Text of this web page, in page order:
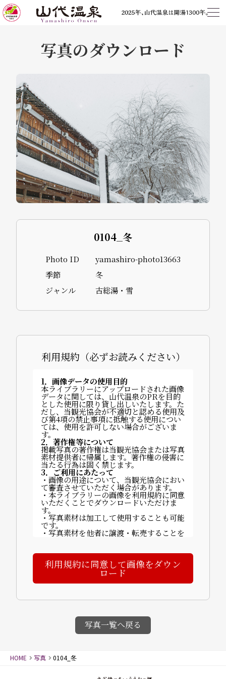
写真のダウンロード
0104_冬
Photo ID
yamashiro-photo13663
季節
冬
ジャンル
古総湯・雪
利用規約（必ずお読みください）
1．画像データの使用目的
本ライブラリーにアップロードされた画像
データに関しては、山代温泉のPRを目的
とした使用に限り貸し出しいたします。た
だし、当観光協会が不適切と認める使用及
び第4項の禁止事項に抵触する使用につい
ては、使用を許可しない場合がございま
す。
2．著作権等について
掲載写真の著作権は当観光協会または写真
素材提供者に帰属します。著作権の侵害に
当たる行為は固く禁じます。
3．ご利用にあたって
・画像の用途について、当観光協会におい
て審査させていただく場合があります。
・本ライブラリーの画像を利用規約に同意
いただくことでダウンロードいただけま
す。
・写真素材は加工して使用することも可能
です。
・写真素材を他者に譲渡・転売することを
・掲載時は以下いずれかのクレジットを記
載してください：
「©山代温泉観光協会」「写真提供：山代
温泉観光協会」など。
【完成物の送付について】
丁目70番地
4．禁止事項
・画像素材に商品性が依存する商品の製
造・販売（例：カレンダー等）
反する行為
・迷惑メールへの使用、画像への直リンク
画像使用により発生した損害について、当
利用規約に同意して画像をダウン
ロード
写真一覧へ戻る
HOME 写真 0104_冬